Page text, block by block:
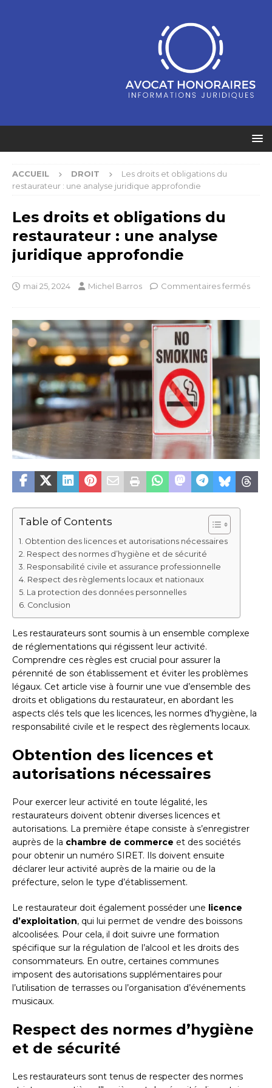
ACCUEIL DROIT
Les droits et obligations du
restaurateur : une analyse juridique approfondie
Les droits et obligations du
restaurateur : une analyse
juridique approfondie
mai 25, 2024 Michel Barros Commentaires fermés
Table of Contents
Obtention des licences et autorisations nécessaires
Respect des normes d’hygiène et de sécurité
Responsabilité civile et assurance professionnelle
Respect des règlements locaux et nationaux
La protection des données personnelles
Conclusion
Les restaurateurs sont soumis à un ensemble complexe
de réglementations qui régissent leur activité.
Comprendre ces règles est crucial pour assurer la
pérennité de son établissement et éviter les problèmes
légaux. Cet article vise à fournir une vue d’ensemble des
droits et obligations du restaurateur, en abordant les
aspects clés tels que les licences, les normes d’hygiène, la
responsabilité civile et le respect des règlements locaux.
Obtention des licences et
autorisations nécessaires
Pour exercer leur activité en toute légalité, les
restaurateurs doivent obtenir diverses licences et
autorisations. La première étape consiste à s’enregistrer
auprès de la chambre de commerce et des sociétés
pour obtenir un numéro SIRET. Ils doivent ensuite
déclarer leur activité auprès de la mairie ou de la
préfecture, selon le type d’établissement.
Le restaurateur doit également posséder une licence
d’exploitation, qui lui permet de vendre des boissons
alcoolisées. Pour cela, il doit suivre une formation
spécifique sur la régulation de l’alcool et les droits des
consommateurs. En outre, certaines communes
imposent des autorisations supplémentaires pour
l’utilisation de terrasses ou l’organisation d’événements
musicaux.
Respect des normes d’hygiène
et de sécurité
Les restaurateurs sont tenus de respecter des normes